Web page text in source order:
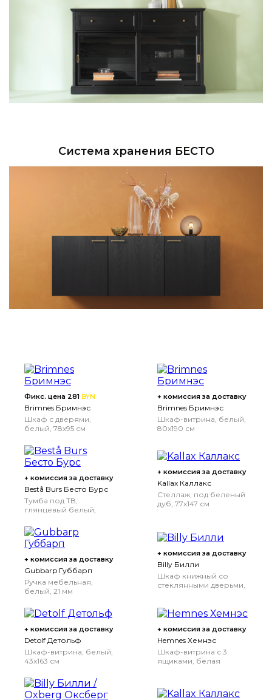
Система хранения БЕСТО
Фикс. цена 281 BYN
Brimnes Бримнэс
Шкаф с дверями,
белый, 78x95 см
+ комиссия за доставку
Brimnes Бримнэс
Шкаф-витрина, белый,
80x190 см
+ комиссия за доставку
Bestå Burs Бесто Бурс
Тумба под ТВ,
глянцевый белый,
+ комиссия за доставку
Kallax Каллакс
Стеллаж, под беленый
дуб, 77x147 см
+ комиссия за доставку
Gubbarp Губбарп
Ручка мебельная,
белый, 21 мм
+ комиссия за доставку
Billy Билли
Шкаф книжный со
стеклянными дверьми,
беленый, 80x30x202
+ комиссия за доставку
Detolf Детольф
Шкаф-витрина, белый,
43x163 см
+ комиссия за доставку
Hemnes Хемнэс
Шкаф-витрина с 3
ящиками, белая